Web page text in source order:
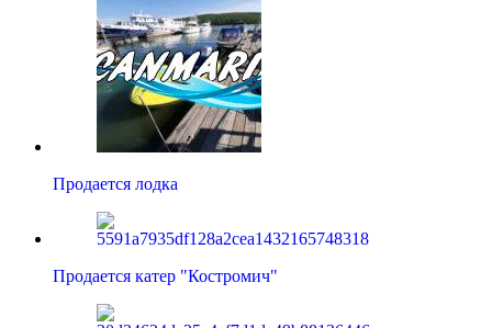
Продается лодка
Продается катер "Костромич"